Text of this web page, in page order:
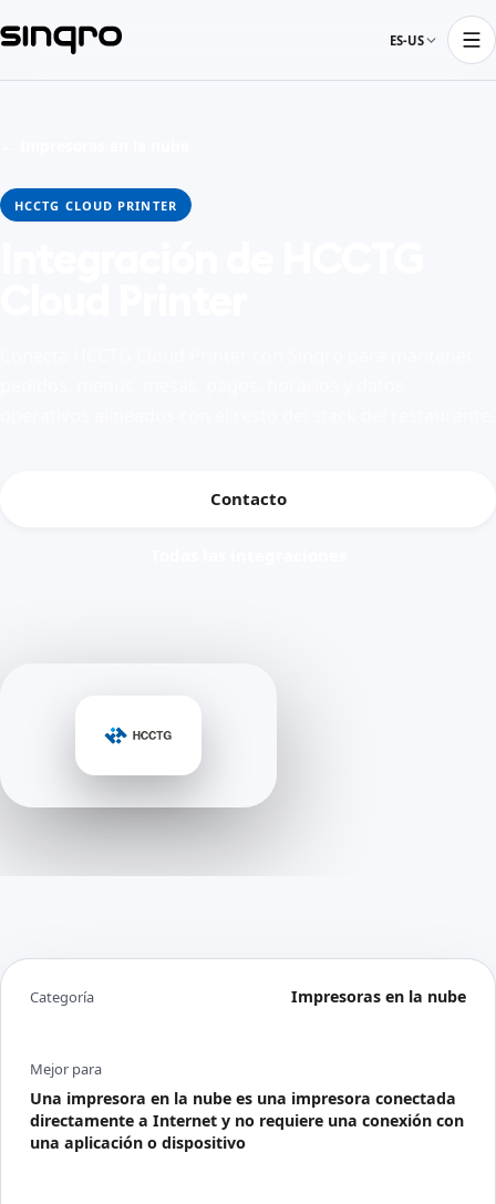
ES-US
HCCTG CLOUD PRINTER
Contacto
Categoría Impresoras en la nube
Mejor para
Una impresora en la nube es una impresora conectada
directamente a Internet y no requiere una conexión con
una aplicación o dispositivo